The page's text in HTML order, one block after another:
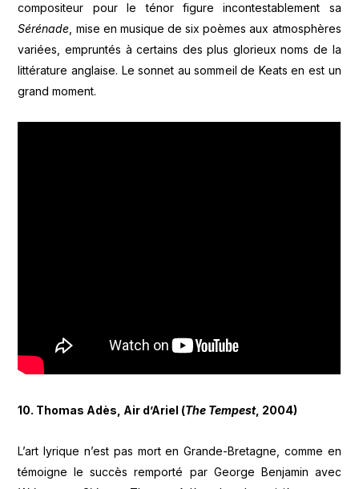
compositeur pour le ténor figure incontestablement sa
Sérénade , mise en musique de six poèmes aux atmosphères
variées, empruntés à certains des plus glorieux noms de la
littérature anglaise. Le sonnet au sommeil de Keats en est un
grand moment.
10. Thomas Adès, Air d’Ariel (The Tempest, 2004)
L’art lyrique n’est pas mort en Grande-Bretagne, comme en
témoigne le succès remporté par George Benjamin avec